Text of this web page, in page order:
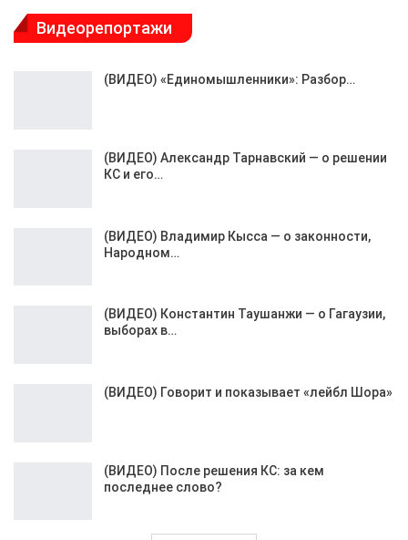
Видеорепортажи
(ВИДЕО) «Единомышленники»: Разбор…
(ВИДЕО) Александр Тарнавский — о решении
КС и его…
(ВИДЕО) Владимир Кысса — о законности,
Народном…
(ВИДЕО) Константин Таушанжи — о Гагаузии,
выборах в…
(ВИДЕО) Говорит и показывает «лейбл Шора»
(ВИДЕО) После решения КС: за кем
последнее слово?